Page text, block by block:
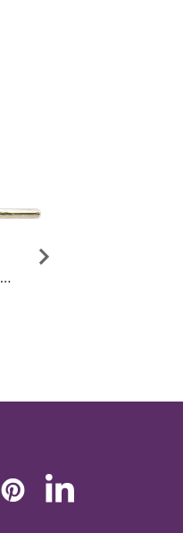
sangra